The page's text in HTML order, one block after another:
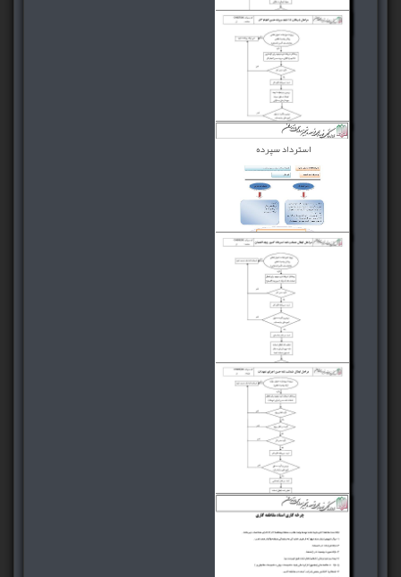
وضعیت
فرآیند و روش دریافت
سپرده مرحله اول
فرآیند و روش دریافت
سپرده مرحله دوم
فرآیند و روش استرداد
سپرده
فرآیند و روش ابطال
ضمانت نامه استرداد
کسور وجه الضمان
فرآیند و روش ابطال
ضمانت نامه حسن اجرای